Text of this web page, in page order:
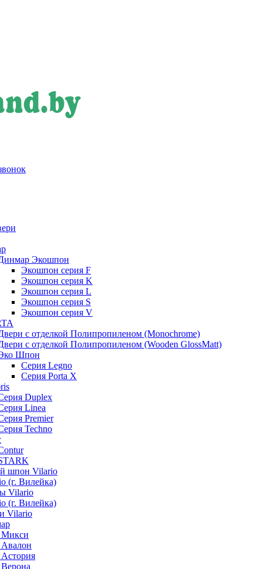
Экошпон
Экошпон серия F
Экошпон серия K
Экошпон серия L
Экошпон серия S
Экошпон серия V
с отделкой Полипропиленом (Monochrome)
с отделкой Полипропиленом (Wooden GlossMatt)
Шпон
Серия Legno
Серия Porta X
Duplex
Linea
Premier
Techno
шпон Vilario
(г. Вилейка)
Vilario
(г. Вилейка)
Vilario
Микси